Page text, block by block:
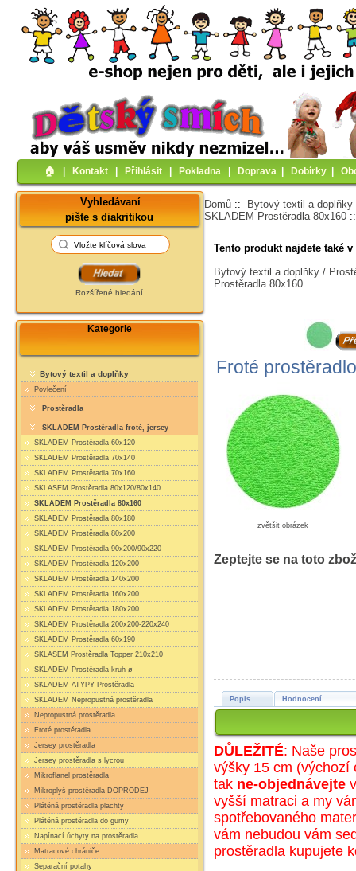
🏠︎ Kontakt Přihlásit Pokladna Doprava Dobírky
Vyhledávaní
pište s diakritikou
Rozšířené hledání
Kategorie
Bytový textil a doplňky
Povlečení
Prostěradla
SKLADEM Prostěradla froté, jersey
SKLADEM Prostěradla 60x120
SKLADEM Prostěradla 70x140
SKLADEM Prostěradla 70x160
SKLASEM Prostěradla 80x120/80x140
SKLADEM Prostěradla 80x160
SKLADEM Prostěradla 80x180
SKLADEM Prostěradla 80x200
SKLADEM Prostěradla 90x200/90x220
SKLADEM Prostěradla 120x200
SKLADEM Prostěradla 140x200
SKLADEM Prostěradla 160x200
SKLADEM Prostěradla 180x200
SKLADEM Prostěradla 200x200-220x240
SKLADEM Prostěradla 60x190
SKLASEM Prostěradla Topper 210x210
SKLADEM Prostěradla kruh ø
SKLADEM ATYPY Prostěradla
SKLADEM Nepropustná prostěradla
Nepropustná prostěradla
Froté prostěradla
Jersey prostěradla
Jersey prostěradla s lycrou
Mikroflanel prostěradla
Mikroplyš prostěradla DOPRODEJ
Plátěná prostěradla plachty
Plátěná prostěradla do gumy
Napínací úchyty na prostěradla
Matracové chrániče
Separační potahy
Domů :: Bytový textil a doplňky
SKLADEM Prostěradla 80x160
Tento produkt najdete také
Bytový textil a doplňky /
Prostěradla 80x160
Froté
zvětšit obrázek
Zeptejte se na toto
Popis Hodnocení
DŮLEŽITÉ: Naše
výšky 15 cm (výchozí
tak ne-objednávejte
vyšší matraci a my
spotřebovaného
vám nebudou vám
prostěradla kupujete